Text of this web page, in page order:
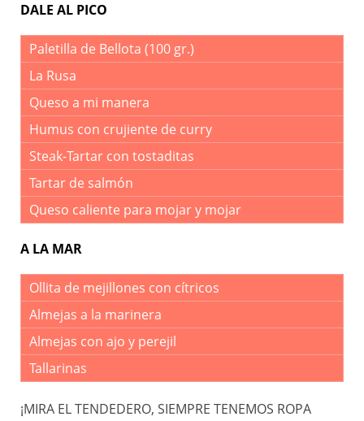
DALE AL PICO
Paletilla de Bellota (100 gr.)
La Rusa
Queso a mi manera
Humus con crujiente de curry
Steak-Tartar con tostaditas
Tartar de salmón
Queso caliente para mojar y mojar
A LA MAR
Ollita de mejillones con cítricos
Almejas a la marinera
Almejas con ajo y perejil
Tallarinas
¡MIRA EL TENDEDERO, SIEMPRE TENEMOS ROPA